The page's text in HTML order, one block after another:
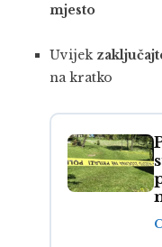
mjesto
Uvijek
na kratko